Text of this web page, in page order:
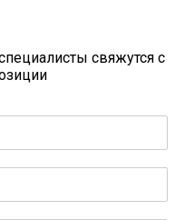
свяжутся с